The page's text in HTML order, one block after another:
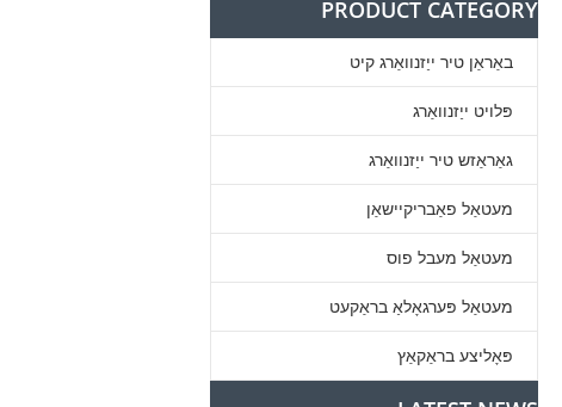
PRODUCT CATEGORY
באַראַן טיר ייַזנוואַרג קיט
פּלויט ייַזנוואַרג
גאַראַזש טיר ייַזנוואַרג
מעטאַל פאַבריקיישאַן
מעטאַל מעבל פוס
מעטאַל פּערגאָלאַ בראַקעט
פּאָליצע בראַקאַץ